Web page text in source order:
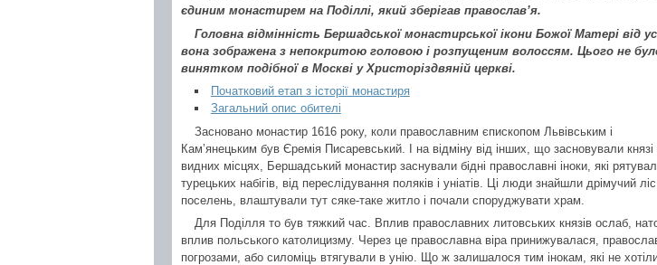
єдиним монастирем на Поділлі, який зберігав православ’я.
Головна відмінність Бершадської монастирської ікони Божої Матері від
вона зображена з непокритою головою і розпущеним волоссям. Цього не
винятком подібної в Москві у Христоріздвяній церкві.
Початковий етап з історії монастиря
Загальний опис обителі
Засновано монастир 1616 року, коли православним єпископом Львівським і
Кам’янецьким був Єремія Писаревський. І на відміну від інших, що засновували
видних місцях, Бершадський монастир заснували бідні православні іноки, які
турецьких набігів, від переслідування поляків і уніатів. Ці люди знайшли дрімучий
поселень, влаштували тут сяке-таке житло і почали споруджувати храм.
Для Поділля то був тяжкий час. Вплив православних литовських князів ослаб,
вплив польського католицизму. Через це православна віра принижувалася,
погрозами, або силоміць втягували в унію. Що ж залишалося тим інокам, які не